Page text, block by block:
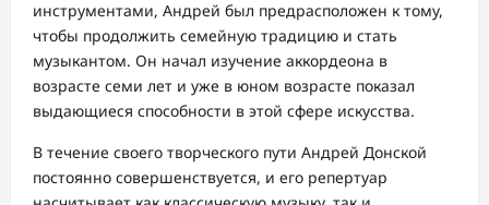
инструментами, Андрей был предрасположен к тому,
чтобы продолжить семейную традицию и стать
музыкантом. Он начал изучение аккордеона в
возрасте семи лет и уже в юном возрасте показал
выдающиеся способности в этой сфере искусства.
В течение своего творческого пути Андрей Донской
постоянно совершенствуется, и его репертуар